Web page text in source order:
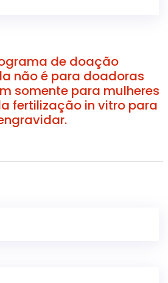
de doação
não é para doadoras
somente para mulheres
fertilização in vitro para